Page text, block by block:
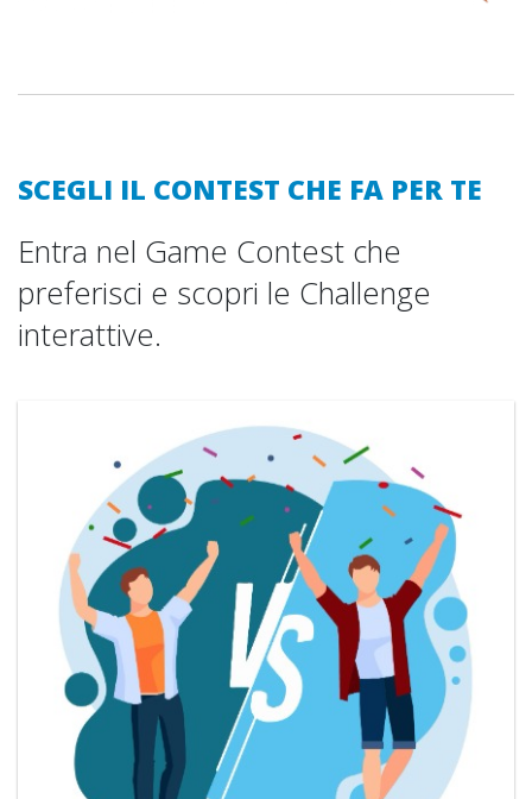
SCEGLI IL CONTEST CHE FA PER TE
Entra nel Game Contest che
preferisci e scopri le Challenge
interattive.